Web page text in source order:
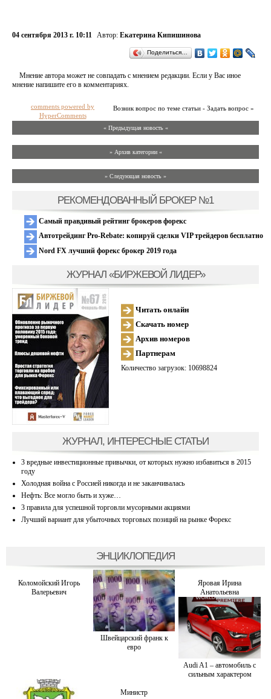
04 сентября 2013 г. 10:11 Автор: Екатерина Кипишинова
Поделиться…
Мнение автора может не совпадать с мнением редакции. Если у Вас иное
мнение напишите его в комментариях.
Возник вопрос по теме статьи - Задать вопрос »
comments powered by
HyperComments
« Предыдущая новость «
» Архив категории «
» Следующая новость »
РЕКОМЕНДОВАННЫЙ БРОКЕР №1
Самый правдивый рейтинг брокеров форекс
Автотрейдинг Pro-Rebate: копируй сделки VIP трейдеров бесплатно
Nord FX лучший форекс брокер 2019 года
ЖУРНАЛ «БИРЖЕВОЙ ЛИДЕР»
Читать онлайн
Скачать номер
Архив номеров
Партнерам
Количество загрузок: 10698824
ЖУРНАЛ, ИНТЕРЕСНЫЕ СТАТЬИ
3 вредные инвестиционные привычки, от которых нужно избавиться в 2015
году
Холодная война с Россией никогда и не заканчивалась
Нефть: Все могло быть и хуже…
3 правила для успешной торговли мусорными акциями
Лучший вариант для убыточных торговых позиций на рынке Форекс
ЭНЦИКЛОПЕДИЯ
Коломойский Игорь
Валерьевич
Швейцарский франк к
евро
Яровая Ирина
Анатольевна
Audi A1 – автомобиль с
сильным характером
Министр